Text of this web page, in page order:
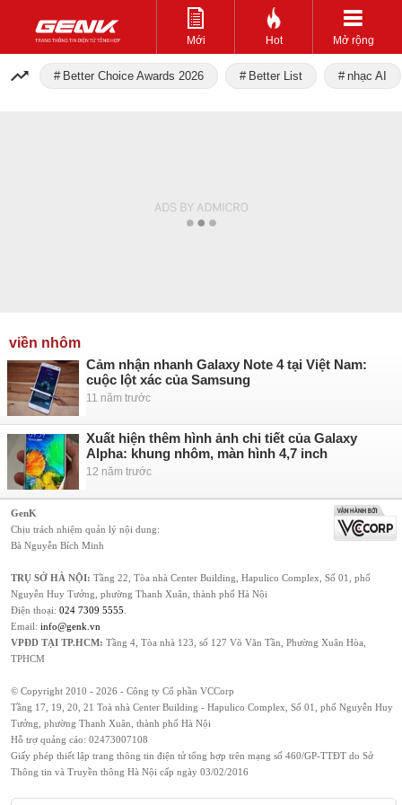
Mới Hot Mở rộng
Better Choice Awards 2026 Better List nhạc AI
viền nhôm
Cảm nhận nhanh Galaxy Note 4 tại Việt Nam:
cuộc lột xác của Samsung
11 năm trước
Xuất hiện thêm hình ảnh chi tiết của Galaxy
Alpha: khung nhôm, màn hình 4,7 inch
12 năm trước
GenK
Chịu trách nhiệm quản lý nội dung:
Bà Nguyễn Bích Minh
TRỤ SỞ HÀ NỘI: Tầng 22, Tòa nhà Center Building, Hapulico Complex, Số 01, phố
Nguyễn Huy Tưởng, phường Thanh Xuân, thành phố Hà Nội
Điện thoại: 024 7309 5555
Email: info@genk.vn
VPĐD TẠI TP.HCM: Tầng 4, Tòa nhà 123, số 127 Võ Văn Tần, Phường Xuân Hòa,
TPHCM
© Copyright 2010 - 2026 - Công ty Cổ phần VCCorp
Tầng 17, 19, 20, 21 Toà nhà Center Building - Hapulico Complex, Số 01, phố Nguyễn Huy
Tưởng, phường Thanh Xuân, thành phố Hà Nội
Hỗ trợ quảng cáo: 02473007108
Giấy phép thiết lập trang thông tin điện tử tổng hợp trên mạng số 460/GP-TTĐT do Sở
Thông tin và Truyền thông Hà Nội cấp ngày 03/02/2016